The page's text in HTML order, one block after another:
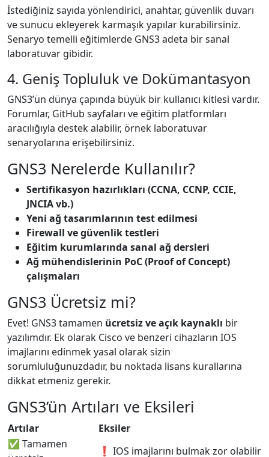
İstediğiniz sayıda yönlendirici, anahtar, güvenlik duvarı
ve sunucu ekleyerek karmaşık yapılar kurabilirsiniz.
Senaryo temelli eğitimlerde GNS3 adeta bir sanal
laboratuvar gibidir.
4. Geniş Topluluk ve Dokümantasyon
GNS3’ün dünya çapında büyük bir kullanıcı kitlesi vardır.
Forumlar, GitHub sayfaları ve eğitim platformları
aracılığıyla destek alabilir, örnek laboratuvar
senaryolarına erişebilirsiniz.
GNS3 Nerelerde Kullanılır?
Sertifikasyon hazırlıkları (CCNA, CCNP, CCIE,
JNCIA vb.)
Yeni ağ tasarımlarının test edilmesi
Firewall ve güvenlik testleri
Eğitim kurumlarında sanal ağ dersleri
Ağ mühendislerinin PoC (Proof of Concept)
çalışmaları
GNS3 Ücretsiz mi?
Evet! GNS3 tamamen ücretsiz ve açık kaynaklı bir
yazılımdır. Ek olarak Cisco ve benzeri cihazların IOS
imajlarını edinmek yasal olarak sizin
sorumluluğunuzdadır, bu noktada lisans kurallarına
dikkat etmeniz gerekir.
GNS3’ün Artıları ve Eksileri
Artılar
Eksiler
✅ Tamamen
❗ IOS imajlarını bulmak zor olabilir